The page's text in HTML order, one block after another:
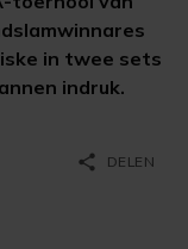
in twee sets
indruk.
share DELEN